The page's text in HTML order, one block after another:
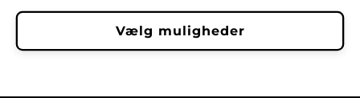
Vælg muligheder